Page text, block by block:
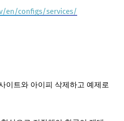
en/configs/services/
이트와 아이피 삭제하고 예제로